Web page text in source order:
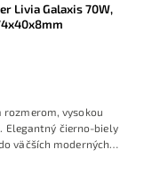
Livia Galaxis 70W,
rozmerom, vysokou
Elegantný čierno-biely
väčších moderných